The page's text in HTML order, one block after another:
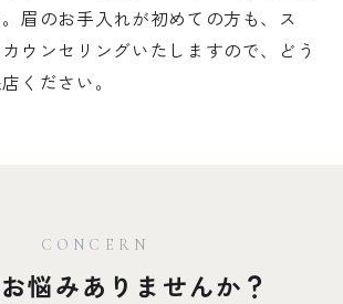
眉のお手入れが初めての方も、ス
ウンセリングいたしますので、どう
ください。
CONCERN
悩みありませんか？